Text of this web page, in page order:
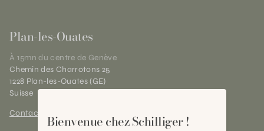
Plan-les-Ouates
À 15mn du centre de Genève
Chemin des Charrotons 25
1228 Plan-les-Ouates (GE)
Suisse
Contact et horairesBienvenue chez Schilliger !